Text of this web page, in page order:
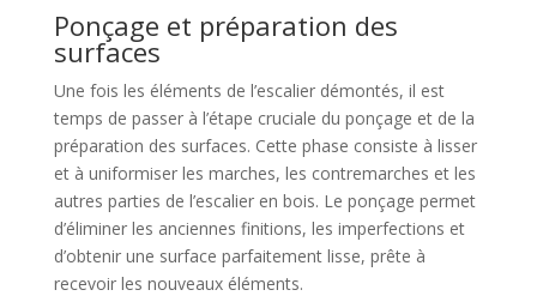
Ponçage et préparation des
surfaces
Une fois les éléments de l’escalier démontés, il est
temps de passer à l’étape cruciale du ponçage et de la
préparation des surfaces. Cette phase consiste à lisser
et à uniformiser les marches, les contremarches et les
autres parties de l’escalier en bois. Le ponçage permet
d’éliminer les anciennes finitions, les imperfections et
d’obtenir une surface parfaitement lisse, prête à
recevoir les nouveaux éléments.